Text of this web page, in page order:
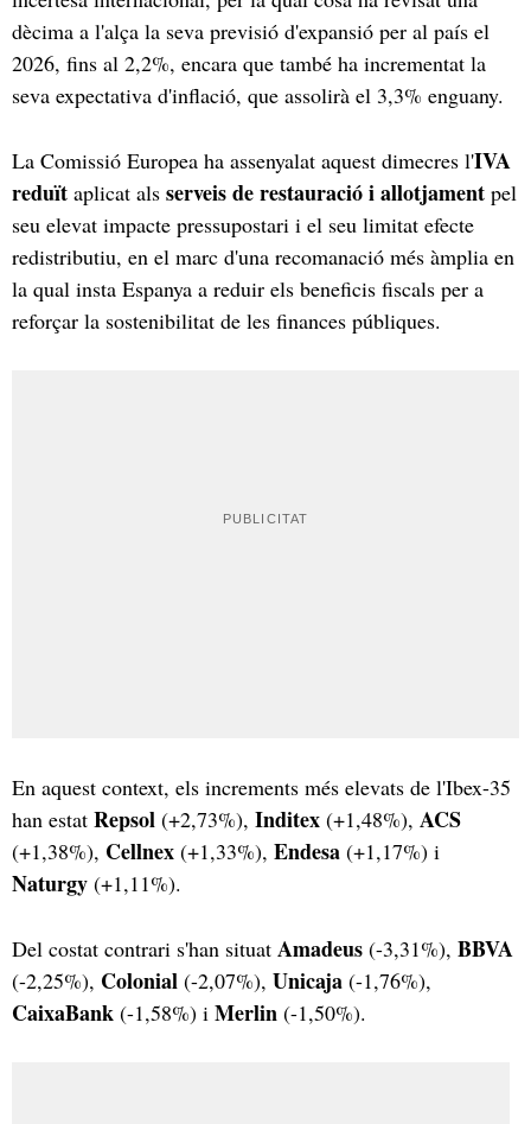
dècima a l'alça la seva previsió d'expansió per al país el
2026, fins al 2,2%, encara que també ha incrementat la
seva expectativa d'inflació, que assolirà el 3,3% enguany.
La Comissió Europea ha assenyalat aquest dimecres l'IVA
reduït aplicat als serveis de restauració i allotjament pel
seu elevat impacte pressupostari i el seu limitat efecte
redistributiu, en el marc d'una recomanació més àmplia en
la qual insta Espanya a reduir els beneficis fiscals per a
reforçar la sostenibilitat de les finances públiques.
En aquest context, els increments més elevats de l'Ibex-35
han estat Repsol (+2,73%), Inditex (+1,48%), ACS
(+1,38%), Cellnex (+1,33%), Endesa (+1,17%) i
Naturgy (+1,11%).
Del costat contrari s'han situat Amadeus (-3,31%), BBVA
(-2,25%), Colonial (-2,07%), Unicaja (-1,76%),
CaixaBank (-1,58%) i Merlin (-1,50%).